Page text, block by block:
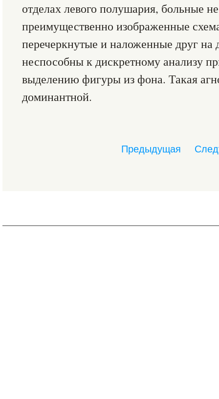
отделах левого полушария, больные
преимущественно изображенные
перечеркнутые и наложенные друг
неспособны к дискретному анализу
выделению фигуры из фона. Такая
доминантной.
Предыдущая